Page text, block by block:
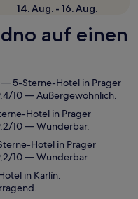
14. Aug. - 16. Aug.
auf einen
— 5-Sterne-Hotel in Prager
10 — Außergewöhnlich.
Hotel in Prager
10 — Wunderbar.
Hotel in Prager
10 — Wunderbar.
in Karlín.